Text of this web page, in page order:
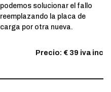
podemos solucionar el fallo
reemplazando la placa de
carga por otra nueva.
Precio: € 39 iva inc